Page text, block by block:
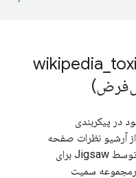
wikipedia
در پیکربندی
WikipediaToxicitySubtypes از آرشیو نظرات صفحه
بحث ویکی‌پدیا انگلیسی است که توسط Jigsaw برای
سمیت